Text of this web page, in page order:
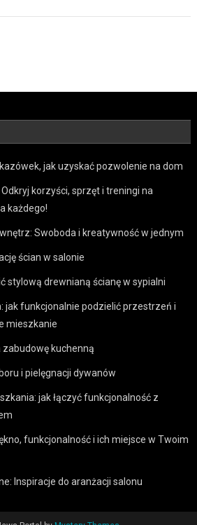
jak uzyskać pozwolenie na dom
korzyści, sprzęt i treningi na
każdego!
Swoboda i kreatywność w jednym
ścian w salonie
stylową drewnianą ścianę w sypialni
jak funkcjonalnie podzielić przestrzeń i
mieszkanie
zabudowę kuchenną
i pielęgnacji dywanów
jak łączyć funkcjonalność z
funkcjonalność i ich miejsce w Twoim
Inspiracje do aranżacji salonu